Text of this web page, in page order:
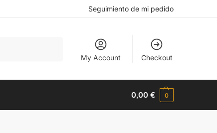
Seguimiento de mi pedido
My Account Checkout
0,00€ 0